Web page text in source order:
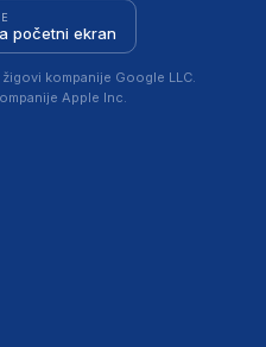
početni ekran
kompanije Google LLC.
Apple Inc.